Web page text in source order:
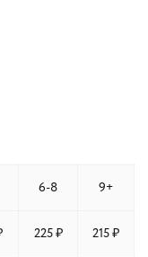
6-8 9+
225 ₽ 215 ₽